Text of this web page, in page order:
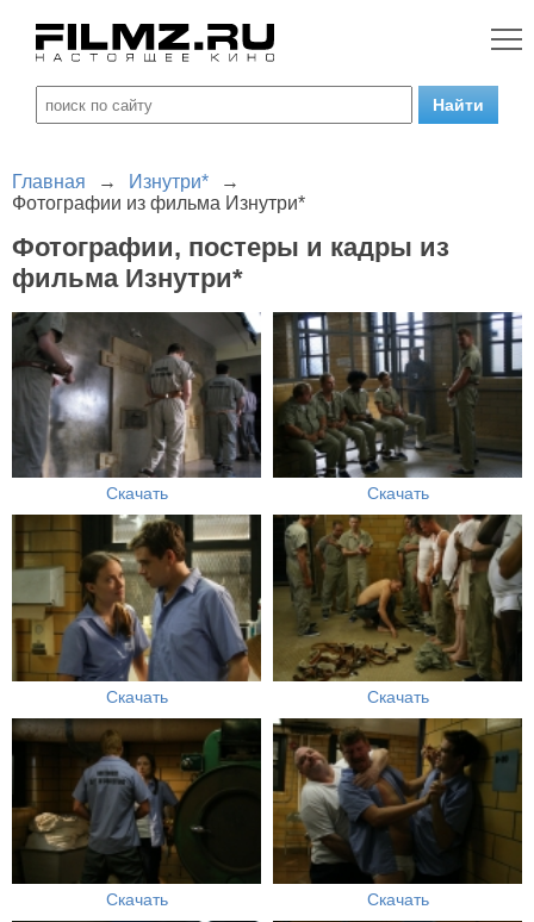
Главная → Изнутри*
→
Фотографии из фильма Изнутри*
Фотографии, постеры и кадры из
фильма Изнутри*
Скачать Скачать
Скачать Скачать
Скачать Скачать